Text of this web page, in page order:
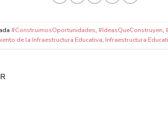
#ConstruimosOportunidades, #IdeasQueConstruyen,
de la Infraestructura Educativa, Infraestructura